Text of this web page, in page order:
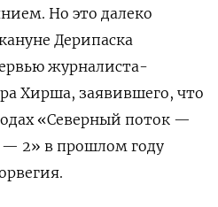
Но это далеко
Дерипаска
журналиста-
Хирша, заявившего, что
«Северный поток —
— 2» в прошлом году